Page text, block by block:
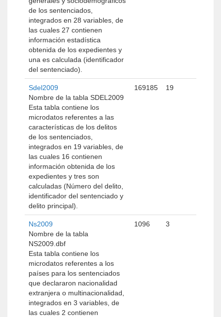
de los sentenciados,
integrados en 28 variables, de
las cuales 27 contienen
información estadística
obtenida de los expedientes y
una es calculada (identificador
del sentenciado).
Sdel2009
Nombre de la tabla SDEL2009
Esta tabla contiene los
microdatos referentes a las
características de los delitos
de los sentenciados,
integrados en 19 variables, de
las cuales 16 contienen
información obtenida de los
expedientes y tres son
calculadas (Número del delito,
identificador del sentenciado y
delito principal).
169185 19
Ns2009
Nombre de la tabla
NS2009.dbf
Esta tabla contiene los
microdatos referentes a los
países para los sentenciados
que declararon nacionalidad
extranjera o multinacionalidad,
integrados en 3 variables, de
las cuales 2 contienen
1096 3